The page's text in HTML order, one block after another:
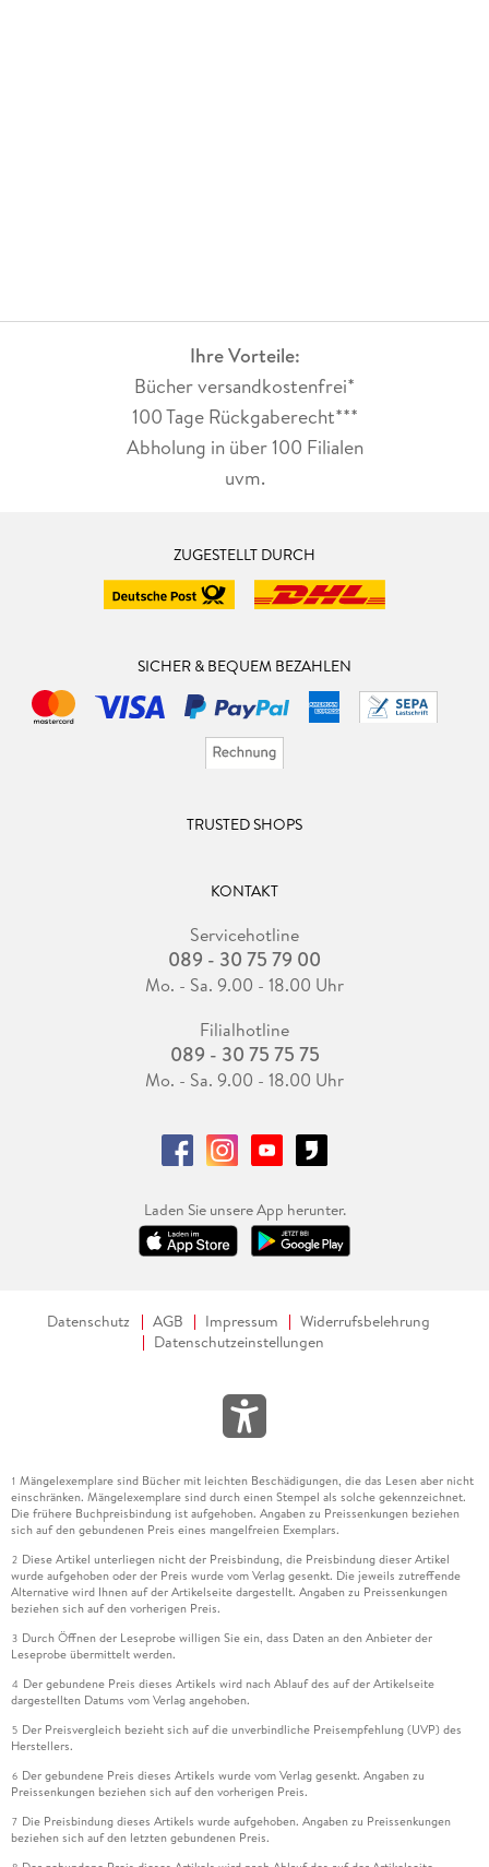
Ihre Vorteile:
Bücher versandkostenfrei*
100 Tage Rückgaberecht***
Abholung in über 100 Filialen
uvm.
ZUGESTELLT DURCH
SICHER & BEQUEM BEZAHLEN
TRUSTED SHOPS
KONTAKT
Servicehotline
089 - 30 75 79 00
Mo. - Sa. 9.00 - 18.00 Uhr
Filialhotline
089 - 30 75 75 75
Mo. - Sa. 9.00 - 18.00 Uhr
Laden Sie unsere App herunter.
Datenschutz AGB Impressum
Widerrufsbelehrung
Datenschutzeinstellungen
1 Mängelexemplare sind Bücher mit leichten Beschädigungen, die das Lesen aber nicht
einschränken. Mängelexemplare sind durch einen Stempel als solche gekennzeichnet.
Die frühere Buchpreisbindung ist aufgehoben. Angaben zu Preissenkungen beziehen
sich auf den gebundenen Preis eines mangelfreien Exemplars.
2 Diese Artikel unterliegen nicht der Preisbindung, die Preisbindung dieser Artikel
wurde aufgehoben oder der Preis wurde vom Verlag gesenkt. Die jeweils zutreffende
Alternative wird Ihnen auf der Artikelseite dargestellt. Angaben zu Preissenkungen
beziehen sich auf den vorherigen Preis.
3 Durch Öffnen der Leseprobe willigen Sie ein, dass Daten an den Anbieter der
Leseprobe übermittelt werden.
4 Der gebundene Preis dieses Artikels wird nach Ablauf des auf der Artikelseite
dargestellten Datums vom Verlag angehoben.
5 Der Preisvergleich bezieht sich auf die unverbindliche Preisempfehlung (UVP) des
Herstellers.
6 Der gebundene Preis dieses Artikels wurde vom Verlag gesenkt. Angaben zu
Preissenkungen beziehen sich auf den vorherigen Preis.
7 Die Preisbindung dieses Artikels wurde aufgehoben. Angaben zu Preissenkungen
beziehen sich auf den letzten gebundenen Preis.